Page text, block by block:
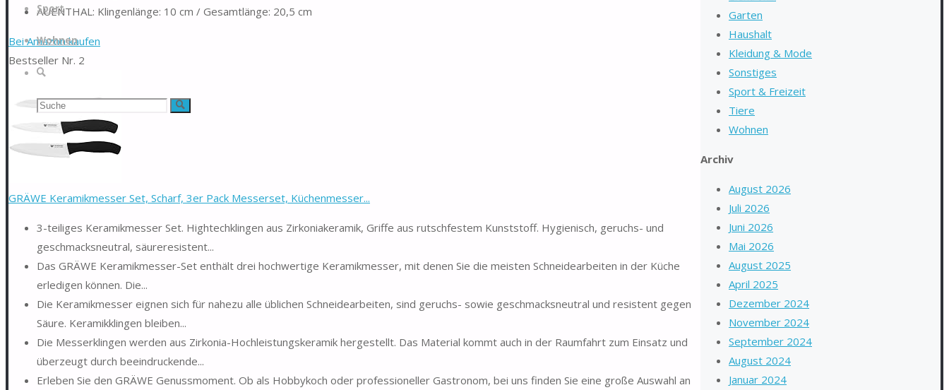
Sport
Wohnen
Suchen Suche
AUENTHAL: Klingenlänge: 10 cm / Gesamtlänge: 20,5 cm
Bei Amazon kaufen
Bestseller Nr. 2
GRÄWE Keramikmesser Set, Scharf, 3er Pack Messerset, Küchenmesser...
3-teiliges Keramikmesser Set. Hightechklingen aus Zirkoniakeramik, Griffe aus rutschfestem Kunststoff. Hygienisch, geruchs- und
geschmacksneutral, säureresistent...
Das GRÄWE Keramikmesser-Set enthält drei hochwertige Keramikmesser, mit denen Sie die meisten Schneidearbeiten in der Küche
erledigen können. Die...
Die Keramikmesser eignen sich für nahezu alle üblichen Schneidearbeiten, sind geruchs- sowie geschmacksneutral und resistent gegen
Säure. Keramikklingen bleiben...
Die Messerklingen werden aus Zirkonia-Hochleistungskeramik hergestellt. Das Material kommt auch in der Raumfahrt zum Einsatz und
überzeugt durch beeindruckende...
Erleben Sie den GRÄWE Genussmoment. Ob als Hobbykoch oder professioneller Gastronom, bei uns finden Sie eine große Auswahl an
Garten
Haushalt
Kleidung & Mode
Sonstiges
Sport & Freizeit
Tiere
Wohnen
Archiv
August 2026
Juli 2026
Juni 2026
Mai 2026
August 2025
April 2025
Dezember 2024
November 2024
September 2024
August 2024
Januar 2024